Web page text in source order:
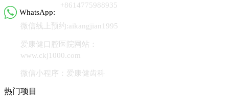
WhatsApp:
+8614775988935
微信线上预约:aikangjian1995
爱康健口腔医院网站：
www.ckj1000.com
微信小程序：爱康健齿科
热门项目